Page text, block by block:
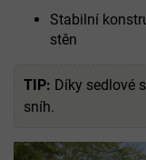
Stabilní
stěn
TIP: Díky sedlové
sníh.